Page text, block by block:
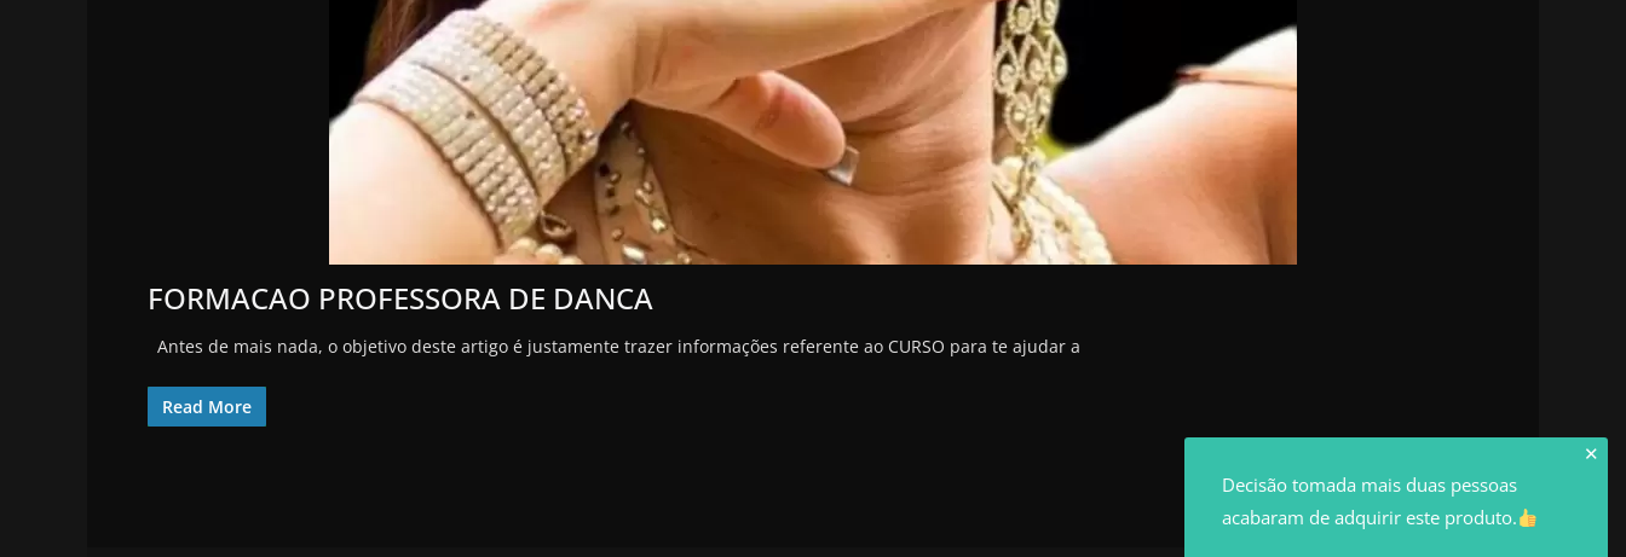
FORMACAO PROFESSORA DE DANCA
Antes de mais nada, o objetivo deste artigo é justamente trazer informações referente ao CURSO para te ajudar a
Read More
✕
Decisão tomada mais duas pessoas
acabaram de adquirir este produto.